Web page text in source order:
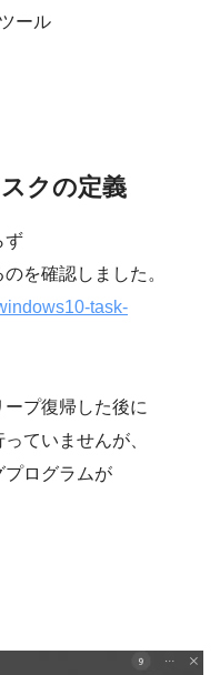
ール
クの定義
ず
を確認しました。
task-
ープ復帰した後に
ていませんが、
プログラムが